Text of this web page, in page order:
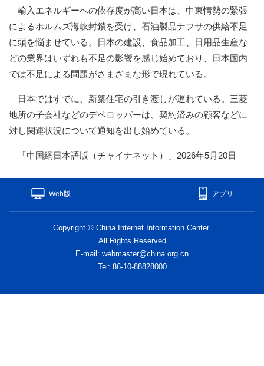
輸入エネルギーへの依存度が高い日本は、中東情勢の緊張
によるホルムズ海峡封鎖を受け、石油製品ナフサの供給不足
に頭を悩ませている。日本の建設、食品加工、日用品生産な
どの業界はいずれも不足の影響を感じ始めており、日本国内
では不足による問題がさまざまな形で現れている。
日本ではすでに、新築住宅の引き渡しが遅れている。三菱
地所の子会社などのデベロッパーは、契約済みの顧客などに
対し関連状況について通知を出し始めている。
「中国網日本語版（チャイナネット）」2026年5月20日
Web版 アプリ
Copyright © China Internet Information Center.
All Rights Reserved
E-mail: webmaster@china.org.cn
Tel: 86-10-88828000